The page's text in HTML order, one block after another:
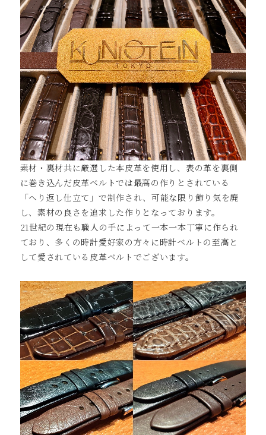
素材・裏材共に厳選した本皮革を使用し、表の革を裏側
に巻き込んだ皮革ベルトでは最高の作りとされている
「へり返し仕立て」で制作され、可能な限り飾り気を廃
し、素材の良さを追求した作りとなっております。
21世紀の現在も職人の手によって一本一本丁寧に作られ
ており、多くの時計愛好家の方々に時計ベルトの至高と
して愛されている皮革ベルトでございます。